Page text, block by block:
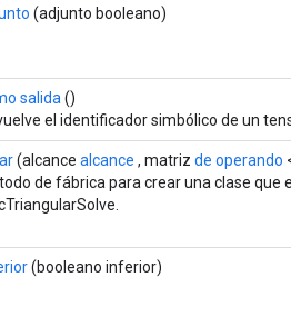
(adjunto booleano)
salida ()
el identificador simbólico de un
(alcance alcance , matriz de operando
de fábrica para crear una clase que
(booleano inferior)